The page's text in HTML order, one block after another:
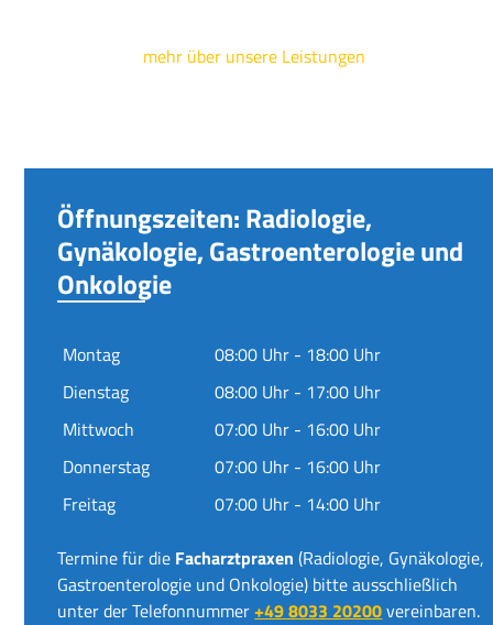
mehr über unsere Leistungen
Öffnungszeiten: Radiologie,
Gynäkologie, Gastroenterologie und
Onkologie
Montag
08:00 Uhr - 18:00 Uhr
Dienstag
08:00 Uhr - 17:00 Uhr
Mittwoch
07:00 Uhr - 16:00 Uhr
Donnerstag
07:00 Uhr - 16:00 Uhr
Freitag
07:00 Uhr - 14:00 Uhr
Termine für die Facharztpraxen (Radiologie, Gynäkologie,
Gastroenterologie und Onkologie) bitte ausschließlich
unter der Telefonnummer+49 8033 20200vereinbaren.